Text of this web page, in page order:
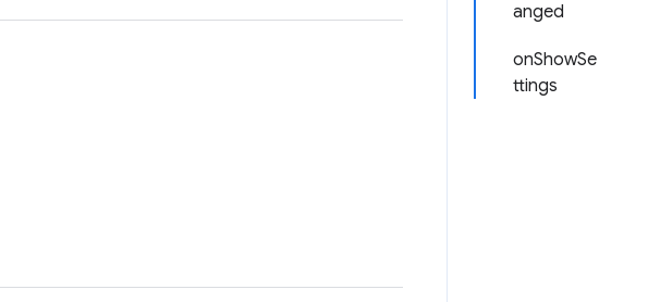
anged
onShowSe
ttings